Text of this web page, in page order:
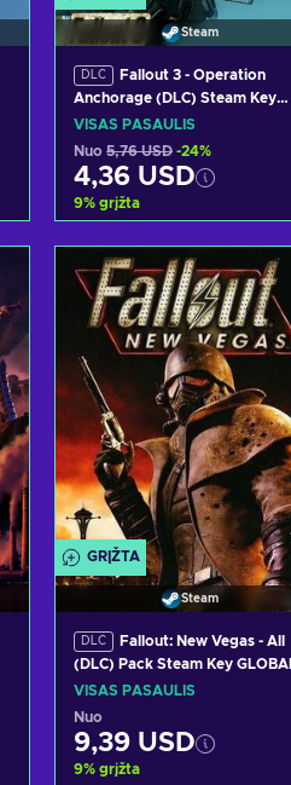
Steam
DLC
Fallout 3 - Operation
Anchorage (DLC) Steam Key
GLOBAL
VISAS PASAULIS
Nuo 5,76 USD -24%
4,36 USD
9% grįžta
Pridėti į krepšelį
Peržiūrėti pasiūlymus
GRĮŽTA
Steam
DLC
Fallout: New Vegas - All
(DLC) Pack Steam Key
VISAS PASAULIS
Nuo
9,39 USD
9% grįžta